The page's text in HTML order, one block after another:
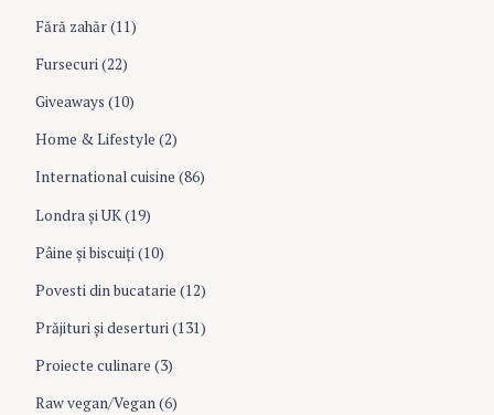
Fără zahăr(11)
Fursecuri(22)
Giveaways (10)
Home & Lifestyle (2)
International cuisine (86)
Londra şi UK(19)
Pâine şi biscuiţi(10)
Povesti din bucatarie (12)
Prăjituri şi deserturi(131)
Proiecte culinare (3)
Raw vegan/Vegan(6)